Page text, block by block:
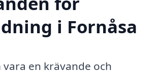
i Fornåsa
en krävande och